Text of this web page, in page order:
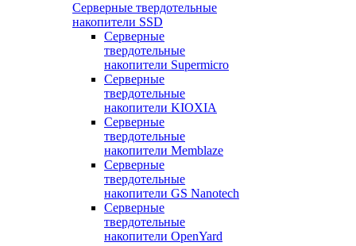
Серверные твердотельные
накопители SSD
Cерверные
твердотельные
накопители Supermicro
Cерверные
твердотельные
накопители KIOXIA
Cерверные
твердотельные
накопители Memblaze
Cерверные
твердотельные
накопители GS Nanotech
Серверные
твердотельные
накопители OpenYard